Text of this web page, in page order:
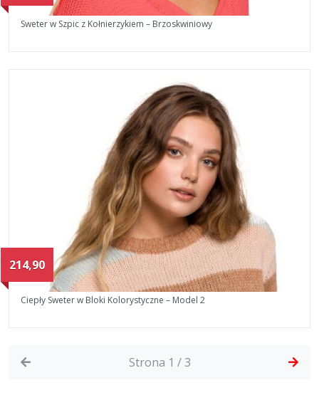
Sweter w Szpic z Kołnierzykiem – Brzoskwiniowy
214,90
Ciepły Sweter w Bloki Kolorystyczne – Model 2
Strona 1 / 3